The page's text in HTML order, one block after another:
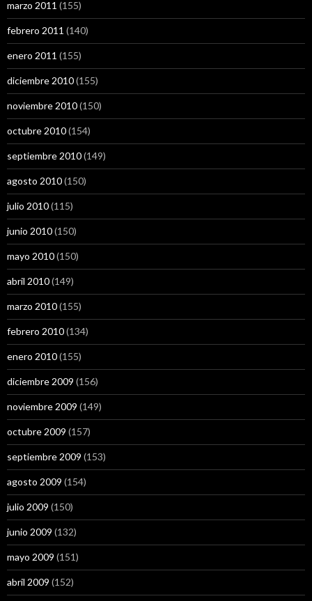
marzo 2011 (155)
febrero 2011 (140)
enero 2011 (155)
diciembre 2010(155)
noviembre 2010(150)
octubre 2010(154)
septiembre 2010(149)
agosto 2010(150)
julio 2010(115)
junio 2010(150)
mayo 2010(150)
abril 2010(149)
marzo 2010(155)
febrero 2010(134)
enero 2010(155)
diciembre 2009 (156)
noviembre 2009 (149)
octubre 2009 (157)
septiembre 2009 (153)
agosto 2009 (154)
julio 2009 (150)
junio 2009 (132)
mayo 2009 (151)
abril 2009 (152)